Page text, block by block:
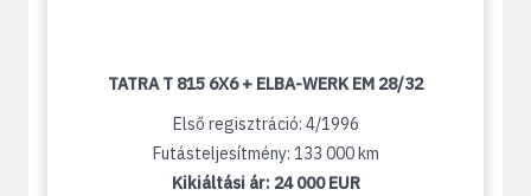
TATRA T 815 6X6 + ELBA-WERK EM 28/32
Első regisztráció: 4/1996
Futásteljesítmény: 133 000 km
Kikiáltási ár: 24 000 EUR